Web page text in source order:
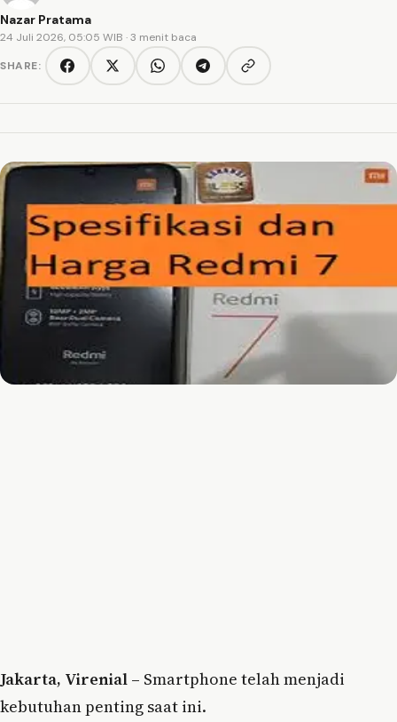
Nazar Pratama
24 Juli 2026, 05:05 WIB · 3 menit baca
SHARE:
FacebookTwitter/XWhatsAppTelegramCopy link
Jakarta, Virenial – Smartphone telah menjadi
kebutuhan penting saat ini.